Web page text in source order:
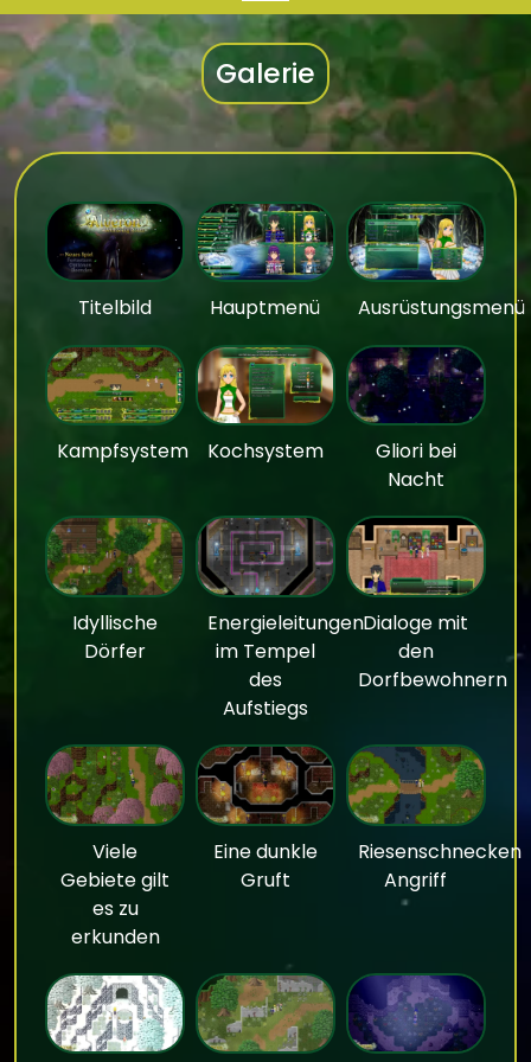
Galerie
Titelbild Hauptmenü Ausrüstungsmenü
Kampfsystem Kochsystem
Gliori bei
Nacht
Idyllische
Dörfer
Energieleitungen
im Tempel
des
Aufstiegs
Dialoge mit
den
Dorfbewohnern
Viele
Gebiete gilt
es zu
erkunden
Eine dunkle
Gruft
Riesenschnecken
Angriff